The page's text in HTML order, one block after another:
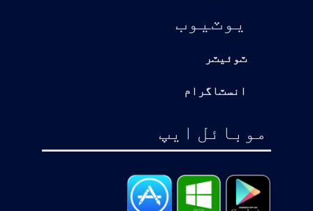
يوٽيوب
ٽوئيٽر
انسٽاگرام
موبائل ايپ